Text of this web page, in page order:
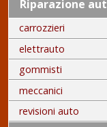
Riparazione
carrozzieri
elettrauto
gommisti
meccanici
revisioni auto